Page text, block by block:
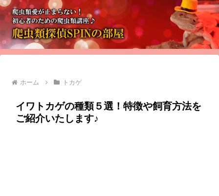
ホーム トカゲ
イワトカゲの種類５選！特徴や飼育方法を
ご紹介いたします♪